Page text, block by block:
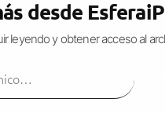
para iPad con
.
desde
leyendo y obtener acceso al